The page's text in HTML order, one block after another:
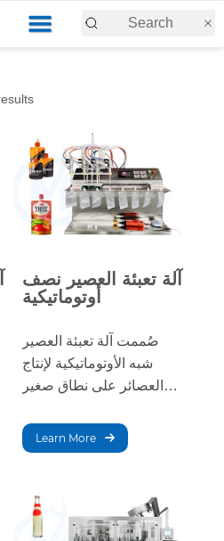
آلة تعبئة العصير نصف
أوتوماتيكية
صُممت آلة تعبئة العصير
شبه الأوتوماتيكية لإنتاج
العصائر على نطاق صغير
بأقل تدخل من المشغل، مما
يضمن كفاءة عالية وجودة
Learn More